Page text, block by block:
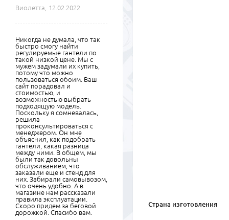
Страна изготовления
Виолетта,
12.02.2022
Никогда не думала, что так
быстро смогу найти
регулируемые гантели по
такой низкой цене. Мы с
мужем задумали их купить,
потому что можно
пользоваться обоим. Ваш
сайт порадовал и
стоимостью, и
возможностью выбрать
подходящую модель.
Поскольку я сомневалась,
решила
проконсультироваться с
менеджером. Он мне
объяснил, как подобрать
гантели, какая разница
между ними. В общем, мы
были так довольны
обслуживанием, что
заказали еще и стенд для
них. Забирали самовывозом,
что очень удобно. А в
магазине нам рассказали
правила эксплуатации.
Скоро придем за беговой
дорожкой. Спасибо вам.